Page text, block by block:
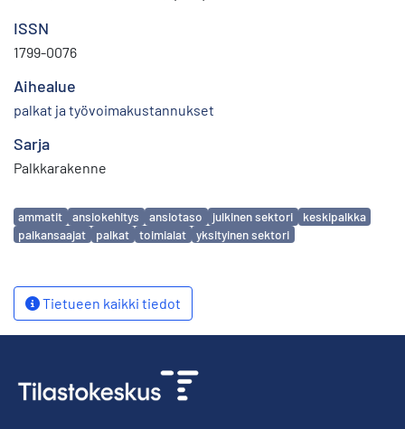
ISSN
1799-0076
Aihealue
palkat ja työvoimakustannukset
Sarja
Palkkarakenne
Avainsanat
ammatit ansiokehitys ansiotaso julkinen sektori
keskipalkka
palkansaajat
palkat toimialat yksityinen sektori
Tietueen kaikki tiedot